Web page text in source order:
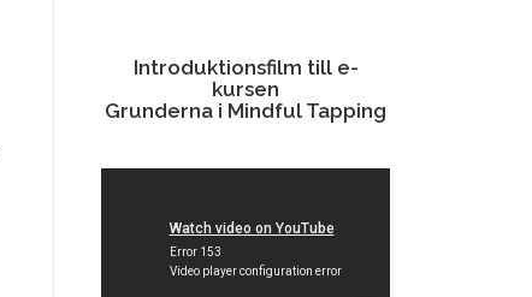
Introduktionsfilm till e-
kursen
Grunderna i Mindful Tapping